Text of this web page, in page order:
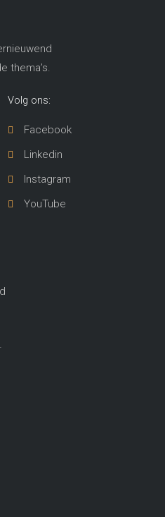
thema’s​.
Volg ons:
Facebook
Linkedin
Instagram
YouTube